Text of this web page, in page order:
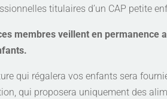
titulaires d’un CAP petite
membres veillent en permanence
qui régalera vos enfants sera
qui proposera uniquement des